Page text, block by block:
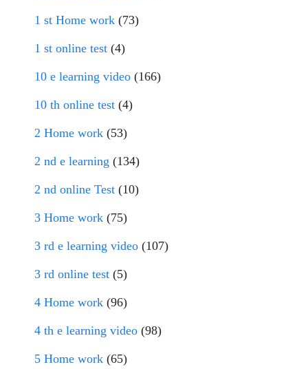
1 st Home work (73)
1 st online test (4)
10 e learning video (166)
10 th online test (4)
2 Home work (53)
2 nd e learning (134)
2 nd online Test (10)
3 Home work (75)
3 rd e learning video (107)
3 rd online test (5)
4 Home work (96)
4 th e learning video (98)
5 Home work (65)